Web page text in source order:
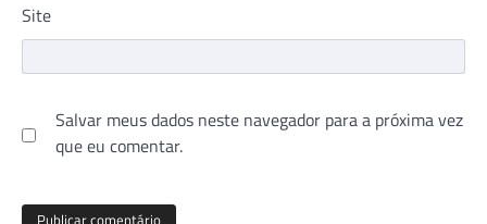
Site
Salvar meus dados neste navegador para a próxima vez
que eu comentar.